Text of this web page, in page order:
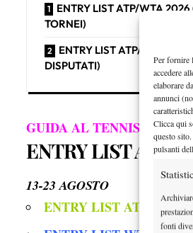
Per fornire
accedere
elaborare
annunci
Clicca qui
questo
pulsanti
fonti
ENTRY LIST ATP/WTA 2026
TORNEI)
ENTRY LIST ATP/WTA 2026
DISPUTATI)
GUIDA AL TENNIS IN TV
ENTRY LIST ATP/
13-23 AGOSTO
ENTRY LIST ATP